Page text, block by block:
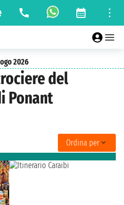
2026
del
Ponant
Ordina per